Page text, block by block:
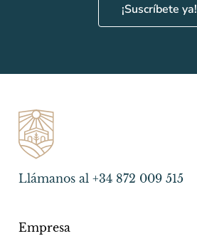
¡Suscríbete ya!
Llámanos al +34 872 009 515
Empresa